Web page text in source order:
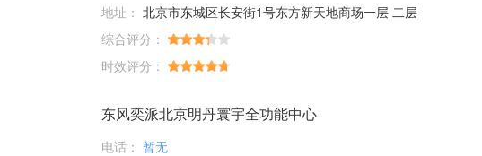
地址： 北京市东城区长安街1号东方新天地商场一层 二层
综合评分：
时效评分：
东风奕派北京明丹寰宇全功能中心
电话： 暂无